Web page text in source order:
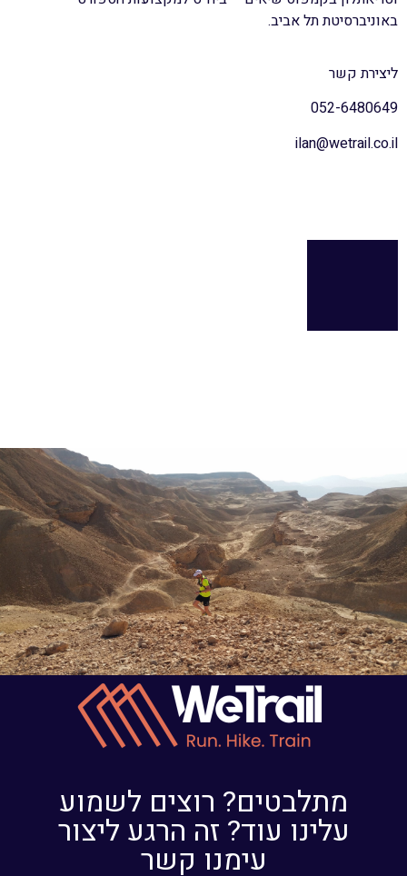
באוניברסיטת תל אביב.
ליצירת קשר
052-6480649
ilan@wetrail.co.il
מתלבטים? רוצים לשמוע
עלינו עוד? זה הרגע ליצור
עימנו קשר